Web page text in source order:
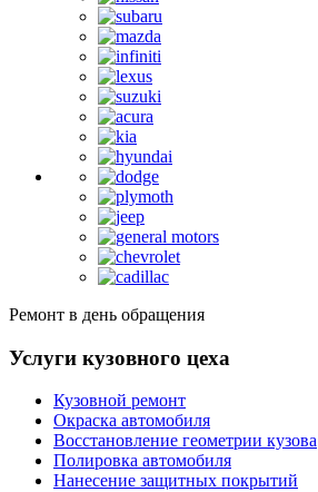
Ремонт в день обращения
Услуги кузовного цеха
Кузовной ремонт
Окраска автомобиля
Восстановление геометрии кузова
Полировка автомобиля
Нанесение защитных покрытий